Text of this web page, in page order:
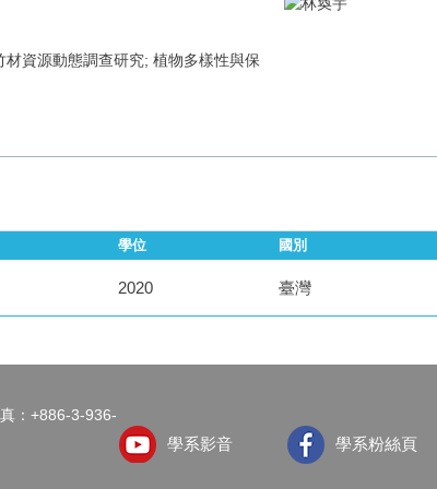
資源動態調查研究; 植物多樣性與保
學位 國別
2020 臺灣
：+886-3-936-
學系影音 學系粉絲頁